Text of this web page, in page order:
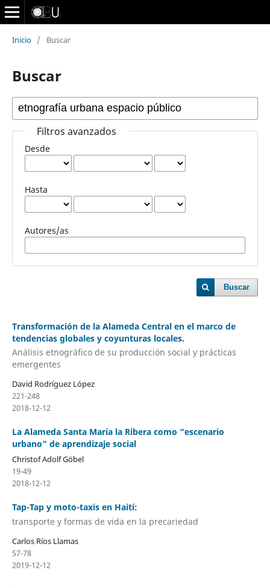
Inicio / Buscar
Buscar
Filtros avanzados
Desde
Hasta
Autores/as
Buscar
Transformación de la Alameda Central en el marco de
tendencias globales y coyunturas locales.
Análisis etnográfico de su producción social y prácticas
emergentes
David Rodríguez López
221-248
2018-12-12
La Alameda Santa María la Ribera como “escenario
urbano” de aprendizaje social
Christof Adolf Göbel
19-49
2018-12-12
Tap-Tap y moto-taxis en Haití:
transporte y formas de vida en la precariedad
Carlos Ríos Llamas
57-78
2019-12-12